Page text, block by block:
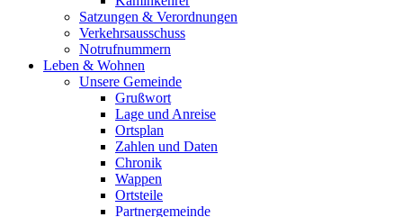
Satzungen & Verordnungen
Verkehrsausschuss
Notrufnummern
Leben & Wohnen
Unsere Gemeinde
Grußwort
Lage und Anreise
Ortsplan
Zahlen und Daten
Chronik
Wappen
Ortsteile
Partnergemeinde